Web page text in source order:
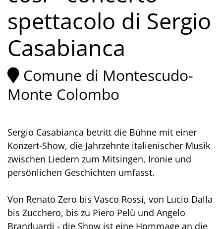
spettacolo di Sergio
Casabianca
Comune di Montescudo-
Monte Colombo
Sergio Casabianca betritt die Bühne mit einer
Konzert-Show, die Jahrzehnte italienischer Musik
zwischen Liedern zum Mitsingen, Ironie und
persönlichen Geschichten umfasst.
Von Renato Zero bis Vasco Rossi, von Lucio Dalla
bis Zucchero, bis zu Piero Pelù und Angelo
Branduardi - die Show ist eine Hommage an die